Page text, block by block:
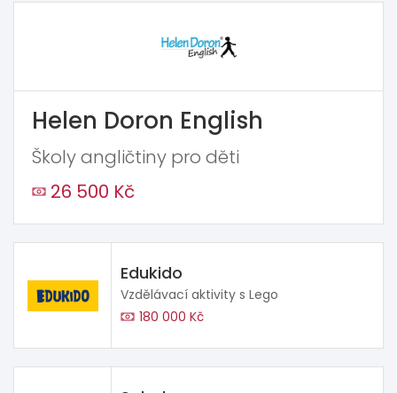
Helen Doron English
Školy angličtiny pro děti
26 500 Kč
Edukido
Vzdělávací aktivity s Lego
180 000 Kč